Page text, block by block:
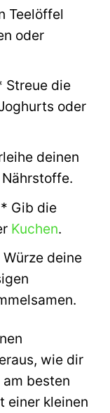
Teelöffel
oder
Streue die
oder
deinen
Gib die
Kuchen.
deine
wie dir
besten
einer kleinen